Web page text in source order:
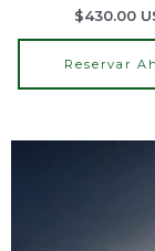
$430.00
Reservar